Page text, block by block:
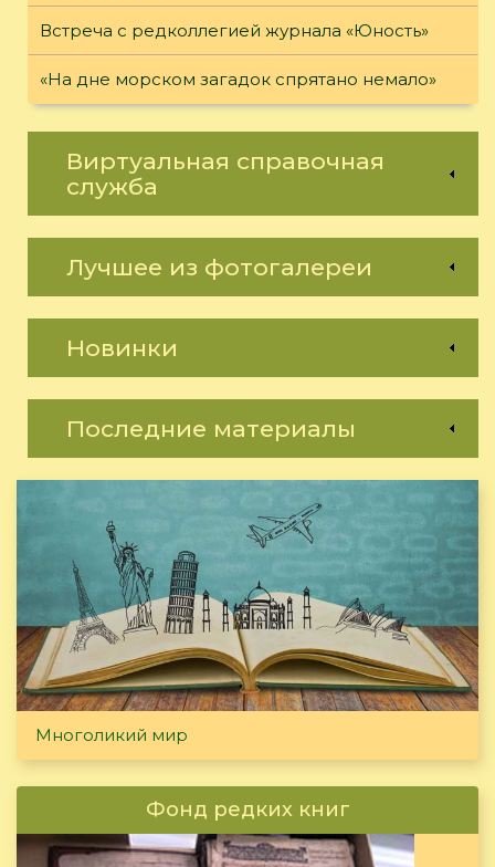
Встреча с редколлегией журнала «Юность»
«На дне морском загадок спрятано немало»
Виртуальная справочная
служба
Лучшее из фотогалереи
Новинки
Последние материалы
Многоликий мир
Фонд редких книг